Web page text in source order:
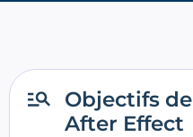
Objectifs
After Effect